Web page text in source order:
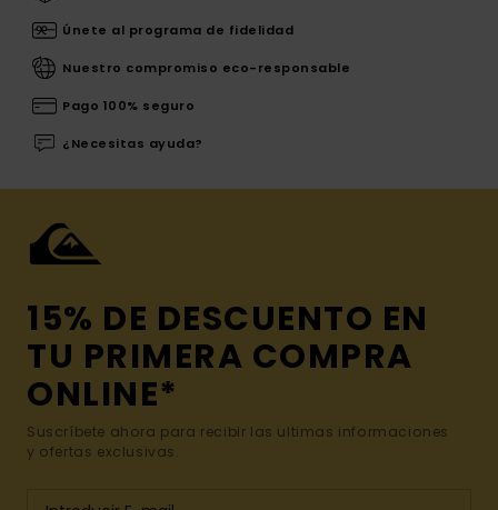
Únete al programa de fidelidad
Nuestro compromiso eco-responsable
Pago 100% seguro
¿Necesitas ayuda?
15% DE DESCUENTO EN
TU PRIMERA COMPRA
ONLINE*
Suscríbete ahora para recibir las ultimas informaciones
y ofertas exclusivas.